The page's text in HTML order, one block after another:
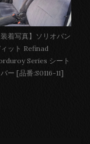
装着写真】ソリオバン
ット Refinad
Series シート
ー [品番:S0116-11]